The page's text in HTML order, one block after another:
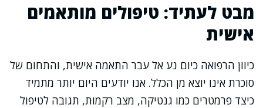
מבט לעתיד: טיפולים מותאמים
אישית
כיוון הרפואה כיום נע אל עבר התאמה אישית, והתחום של
סוכרת אינו יוצא מן הכלל. אנו יודעים היום יותר מתמיד
כיצד פרמטרים כמו גנטיקה, מצב רקמות, תגובה לטיפול